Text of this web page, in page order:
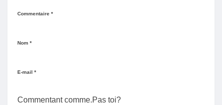
Commentaire *
Nom *
E-mail *
Commentant comme.Pas toi?